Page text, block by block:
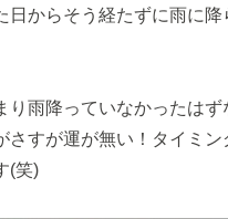
日からそう経たずに雨に降
り雨降っていなかったはず
さすが運が無い！タイミン
(笑)